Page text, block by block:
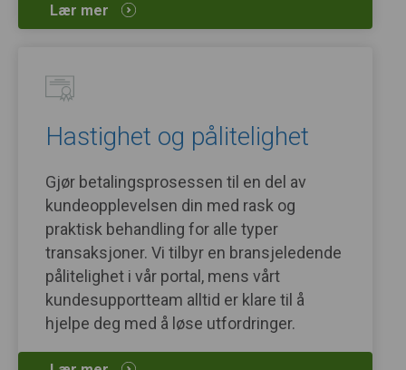
Lær mer
Hastighet og pålitelighet
Gjør betalingsprosessen til en del av
kundeopplevelsen din med rask og
praktisk behandling for alle typer
transaksjoner. Vi tilbyr en bransjeledende
pålitelighet i vår portal, mens vårt
kundesupportteam alltid er klare til å
hjelpe deg med å løse utfordringer.